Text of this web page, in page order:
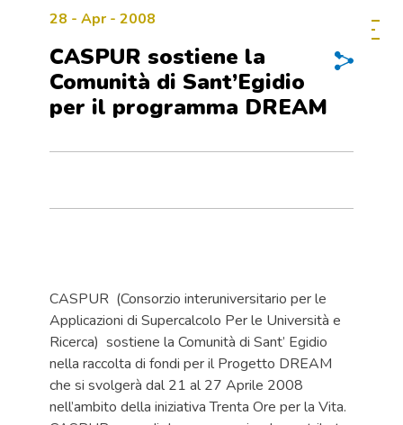
28 - Apr - 2008
CASPUR sostiene la
Comunità di Sant’Egidio
per il programma DREAM
CASPUR (Consorzio interuniversitario per le
Applicazioni di Supercalcolo Per le Università e
Ricerca) sostiene la Comunità di Sant’ Egidio
nella raccolta di fondi per il Progetto DREAM
che si svolgerà dal 21 al 27 Aprile 2008
nell’ambito della iniziativa Trenta Ore per la Vita.